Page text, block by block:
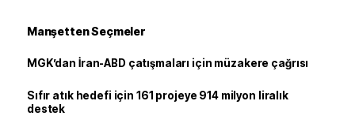
Manşetten Seçmeler
MGK’dan İran-ABD çatışmaları için müzakere çağrısı
Sıfır atık hedefi için 161 projeye 914 milyon liralık
destek